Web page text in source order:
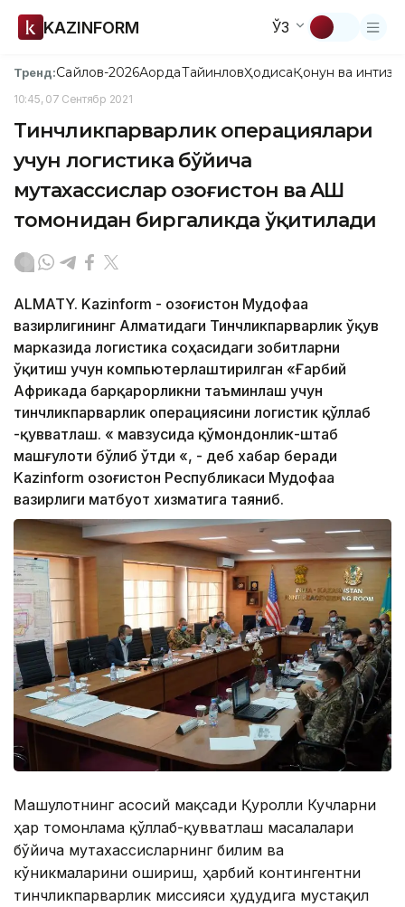
KAZINFORM ЎЗ
Тренд:Сайлов-2026АқордаТайинловҲодисаҚонун ва
10:45, 07 Сентябр 2021
Тинчликпарварлик операциялари
учун логистика бўйича
мутахассислар Қозоғистон ва AҚШ
томонидан биргаликда ўқитилади
ALMATY. Kazinform - Қозоғистон Мудофаа
вазирлигининг Алматидаги Тинчликпарварлик ўқув
марказида логистика соҳасидаги зобитларни
ўқитиш учун компьютерлаштирилган «Ғарбий
Aфрикада барқарорликни таъминлаш учун
тинчликпарварлик операциясини логистик қўллаб
-қувватлаш. « мавзусида қўмондонлик-штаб
машғулоти бўлиб ўтди «, - деб хабар беради
Kazinform Қозоғистон Республикаси Мудофаа
вазирлиги матбуот хизматига таяниб.
Машғулотнинг асосий мақсади Қуролли Кучларни
ҳар томонлама қўллаб-қувватлаш масалалари
бўйича мутахассисларнинг билим ва
кўникмаларини ошириш, ҳарбий контингентни
тинчликпарварлик миссияси ҳудудига мустақил